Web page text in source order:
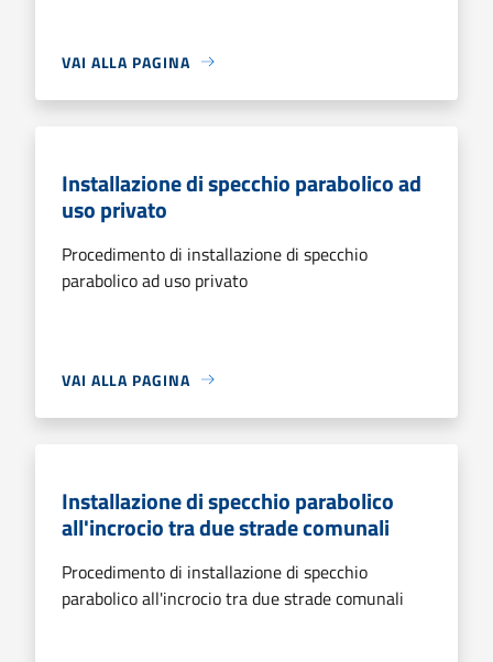
VAI ALLA PAGINA
Installazione di specchio parabolico ad
uso privato
Procedimento di installazione di specchio
parabolico ad uso privato
VAI ALLA PAGINA
Installazione di specchio parabolico
all'incrocio tra due strade comunali
Procedimento di installazione di specchio
parabolico all'incrocio tra due strade comunali